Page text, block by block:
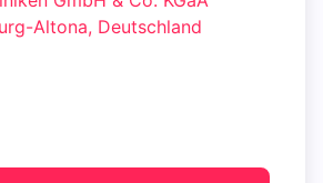
Altona, Deutschland